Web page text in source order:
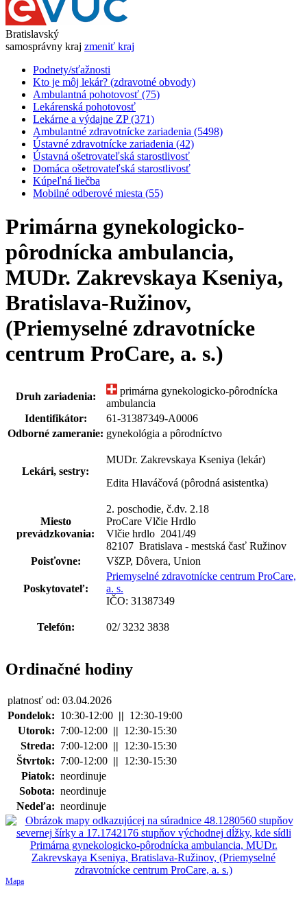
Bratislavský
samosprávny kraj zmeniť kraj
Podnety/sťažnosti
Kto je môj lekár? (zdravotné obvody)
Ambulantná pohotovosť (75)
Lekárenská pohotovosť
Lekárne a výdajne ZP (371)
Ambulantné zdravotnícke zariadenia (5498)
Ústavné zdravotnícke zariadenia (42)
Ústavná ošetrovateľská starostlivosť
Domáca ošetrovateľská starostlivosť
Kúpeľná liečba
Mobilné odberové miesta (55)
Primárna gynekologicko-
pôrodnícka ambulancia,
MUDr. Zakrevskaya Kseniya,
Bratislava-Ružinov,
(Priemyselné zdravotnícke
centrum ProCare, a. s.)
Druh zariadenia:
primárna gynekologicko-pôrodnícka
ambulancia
Identifikátor:
61-31387349-A0006
Odborné zameranie: gynekológia a pôrodníctvo
Lekári, sestry:
MUDr. Zakrevskaya Kseniya (lekár)
Edita Hlaváčová (pôrodná asistentka)
Miesto
prevádzkovania:
2. poschodie, č.dv. 2.18
ProCare Vlčie Hrdlo
Vlčie hrdlo 2041/49
82107 Bratislava - mestská časť Ružinov
Poisťovne:
VšZP, Dôvera, Union
Poskytovateľ:
Priemyselné zdravotnícke centrum ProCare,
a. s.
IČO: 31387349
Telefón: 02/ 3232 3838
Ordinačné hodiny
platnosť od: 03.04.2026
Pondelok: 10:30-12:00 || 12:30-19:00
Utorok: 7:00-12:00 || 12:30-15:30
Streda: 7:00-12:00 || 12:30-15:30
Štvrtok: 7:00-12:00 || 12:30-15:30
Piatok: neordinuje
Sobota: neordinuje
Nedeľa: neordinuje
Mapa